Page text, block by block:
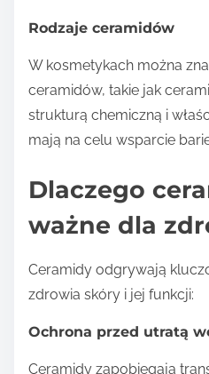
Rodzaje ceramidów
W kosmetykach można
ceramidów, takie jak
strukturą chemiczną i
mają na celu wsparcie
Dlaczego
ważne dla
Ceramidy odgrywają
zdrowia skóry i jej funkcji:
Ochrona przed utratą
Ceramidy zapobiegają